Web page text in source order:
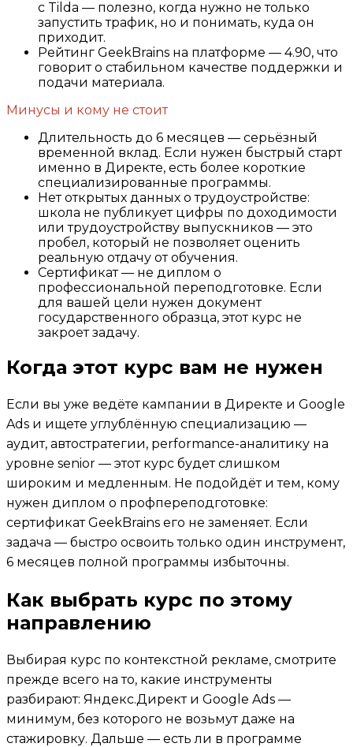
с Tilda — полезно, когда нужно не только
запустить трафик, но и понимать, куда он
приходит.
Рейтинг GeekBrains на платформе — 4.90, что
говорит о стабильном качестве поддержки и
подачи материала.
Минусы и кому не стоит
Длительность до 6 месяцев — серьёзный
временной вклад. Если нужен быстрый старт
именно в Директе, есть более короткие
специализированные программы.
Нет открытых данных о трудоустройстве:
школа не публикует цифры по доходимости
или трудоустройству выпускников — это
пробел, который не позволяет оценить
реальную отдачу от обучения.
Сертификат — не диплом о
профессиональной переподготовке. Если
для вашей цели нужен документ
государственного образца, этот курс не
закроет задачу.
Когда этот курс вам не нужен
Если вы уже ведёте кампании в Директе и Google
Ads и ищете углублённую специализацию —
аудит, автостратегии, performance-аналитику на
уровне senior — этот курс будет слишком
широким и медленным. Не подойдёт и тем, кому
нужен диплом о профпереподготовке:
сертификат GeekBrains его не заменяет. Если
задача — быстро освоить только один инструмент,
6 месяцев полной программы избыточны.
Как выбрать курс по этому
направлению
Выбирая курс по контекстной рекламе, смотрите
прежде всего на то, какие инструменты
разбирают: Яндекс.Директ и Google Ads —
минимум, без которого не возьмут даже на
стажировку. Дальше — есть ли в программе